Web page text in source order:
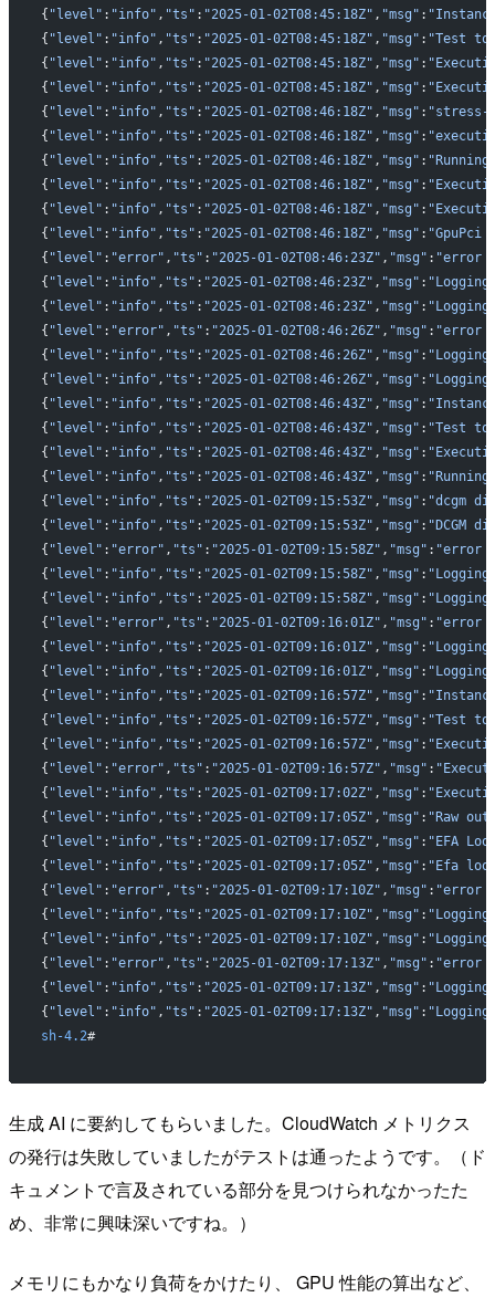
{ "level" : "info" , "ts" : "2025-01-02T08:45:18Z" , "msg" :
{ "level" : "info" , "ts" : "2025-01-02T08:45:18Z" , "msg" : "Test to
{ "level" : "info" , "ts" : "2025-01-02T08:45:18Z" , "msg" :
{ "level" : "info" , "ts" : "2025-01-02T08:45:18Z" , "msg" :
{ "level" : "info" , "ts" : "2025-01-02T08:46:18Z" , "msg" : "stress-
{ "level" : "info" , "ts" : "2025-01-02T08:46:18Z" , "msg" :
{ "level" : "info" , "ts" : "2025-01-02T08:46:18Z" , "msg" :
{ "level" : "info" , "ts" : "2025-01-02T08:46:18Z" , "msg" :
{ "level" : "info" , "ts" : "2025-01-02T08:46:18Z" , "msg" :
{ "level" : "info" , "ts" : "2025-01-02T08:46:18Z" , "msg" : "GpuPci
{ "level" : "error" , "ts" : "2025-01-02T08:46:23Z" , "msg" : "error
{ "level" : "info" , "ts" : "2025-01-02T08:46:23Z" , "msg" :
{ "level" : "info" , "ts" : "2025-01-02T08:46:23Z" , "msg" :
{ "level" : "error" , "ts" : "2025-01-02T08:46:26Z" , "msg" : "error
{ "level" : "info" , "ts" : "2025-01-02T08:46:26Z" , "msg" :
{ "level" : "info" , "ts" : "2025-01-02T08:46:26Z" , "msg" :
{ "level" : "info" , "ts" : "2025-01-02T08:46:43Z" , "msg" :
{ "level" : "info" , "ts" : "2025-01-02T08:46:43Z" , "msg" : "Test to
{ "level" : "info" , "ts" : "2025-01-02T08:46:43Z" , "msg" :
{ "level" : "info" , "ts" : "2025-01-02T08:46:43Z" , "msg" :
{ "level" : "info" , "ts" : "2025-01-02T09:15:53Z" , "msg" : "dcgm
{ "level" : "info" , "ts" : "2025-01-02T09:15:53Z" , "msg" : "DCGM
{ "level" : "error" , "ts" : "2025-01-02T09:15:58Z" , "msg" : "error
{ "level" : "info" , "ts" : "2025-01-02T09:15:58Z" , "msg" :
{ "level" : "info" , "ts" : "2025-01-02T09:15:58Z" , "msg" :
{ "level" : "error" , "ts" : "2025-01-02T09:16:01Z" , "msg" : "error
{ "level" : "info" , "ts" : "2025-01-02T09:16:01Z" , "msg" :
{ "level" : "info" , "ts" : "2025-01-02T09:16:01Z" , "msg" :
{ "level" : "info" , "ts" : "2025-01-02T09:16:57Z" , "msg" :
{ "level" : "info" , "ts" : "2025-01-02T09:16:57Z" , "msg" : "Test to
{ "level" : "info" , "ts" : "2025-01-02T09:16:57Z" , "msg" :
{ "level" : "error" , "ts" : "2025-01-02T09:16:57Z" , "msg" :
{ "level" : "info" , "ts" : "2025-01-02T09:17:02Z" , "msg" :
{ "level" : "info" , "ts" : "2025-01-02T09:17:05Z" , "msg" : "Raw
{ "level" : "info" , "ts" : "2025-01-02T09:17:05Z" , "msg" : "EFA
{ "level" : "info" , "ts" : "2025-01-02T09:17:05Z" , "msg" : "Efa
{ "level" : "error" , "ts" : "2025-01-02T09:17:10Z" , "msg" : "error
{ "level" : "info" , "ts" : "2025-01-02T09:17:10Z" , "msg" :
{ "level" : "info" , "ts" : "2025-01-02T09:17:10Z" , "msg" :
{ "level" : "error" , "ts" : "2025-01-02T09:17:13Z" , "msg" : "error
{ "level" : "info" , "ts" : "2025-01-02T09:17:13Z" , "msg" :
{ "level" : "info" , "ts" : "2025-01-02T09:17:13Z" , "msg" :
sh-4.2#
生成 AI に要約してもらいました。CloudWatch メトリクス
の発行は失敗していましたがテストは通ったようです。（ド
キュメントで言及されている部分を見つけられなかったた
め、非常に興味深いですね。）
メモリにもかなり負荷をかけたり、 GPU 性能の算出など、